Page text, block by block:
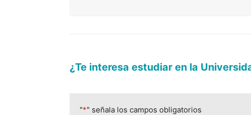
¿Te interesa estudiar en la
"*" señala los campos obligatorios